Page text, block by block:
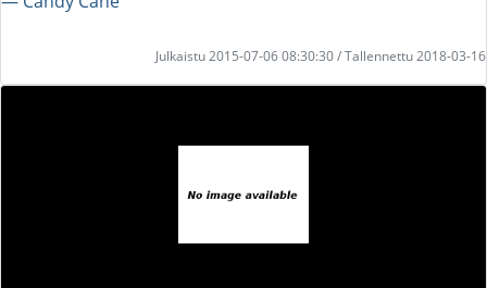
Julkaistu 2015-07-06 08:30:30 / Tallennettu 2018-03-16